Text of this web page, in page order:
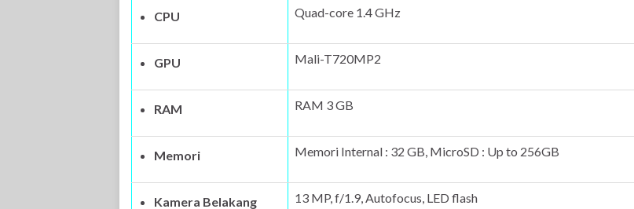
CPU Quad-core 1.4 GHz
GPU Mali-T720MP2
RAM RAM 3 GB
Memori Memori Internal : 32 GB, MicroSD : Up to 256GB
Kamera Belakang 13 MP, f/1.9, Autofocus, LED flash